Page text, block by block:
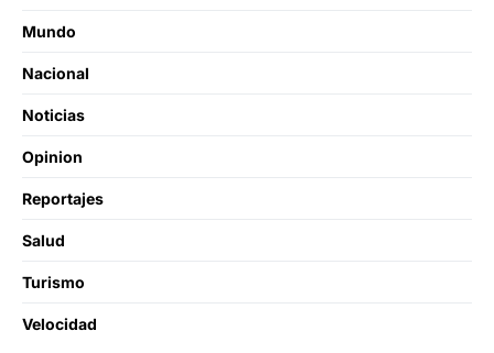
Mundo
Nacional
Noticias
Opinion
Reportajes
Salud
Turismo
Velocidad